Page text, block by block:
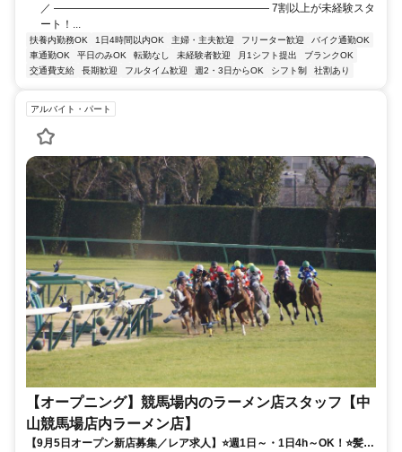
／ ―――――――――――――――――――― 7割以上が未経験スタ
ート！...
扶養内勤務OK 1日4時間以内OK 主婦・主夫歓迎 フリーター歓迎
バイク通勤OK
車通勤OK
平日のみOK 転勤なし 未経験者歓迎 月1シフト提出
ブランクOK
交通費支給
長期歓迎 フルタイム歓迎 週2・3日からOK シフト制 社割あり
アルバイト・パート
【オープニング】競馬場内のラーメン店スタッフ【中
山競馬場店内ラーメン店】
【9月5日オープン新店募集／レア求人】⭐️週1日～・1日4h～OK！⭐️髪